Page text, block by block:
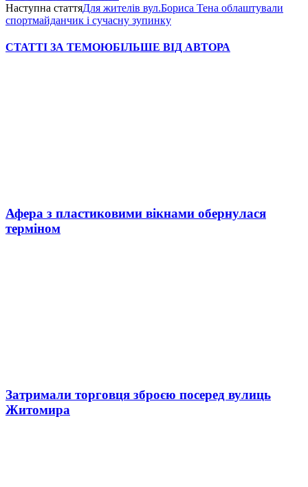
Наступна статтяДля жителів вул.Бориса Тена облаштували
спортмайданчик і сучасну зупинку
СТАТТІ ЗА ТЕМОЮБІЛЬШЕ ВІД АВТОРА
Афера з пластиковими вікнами обернулася
терміном
Затримали торговця зброєю посеред вулиць
Житомира